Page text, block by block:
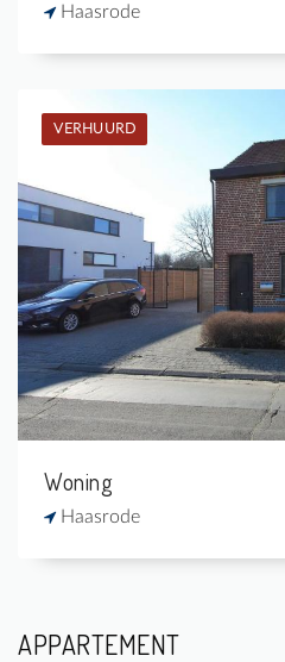
Haasrode
VERHUURD
Verhuurd:
3
1
Woning
Haasrode
APPARTEMENT